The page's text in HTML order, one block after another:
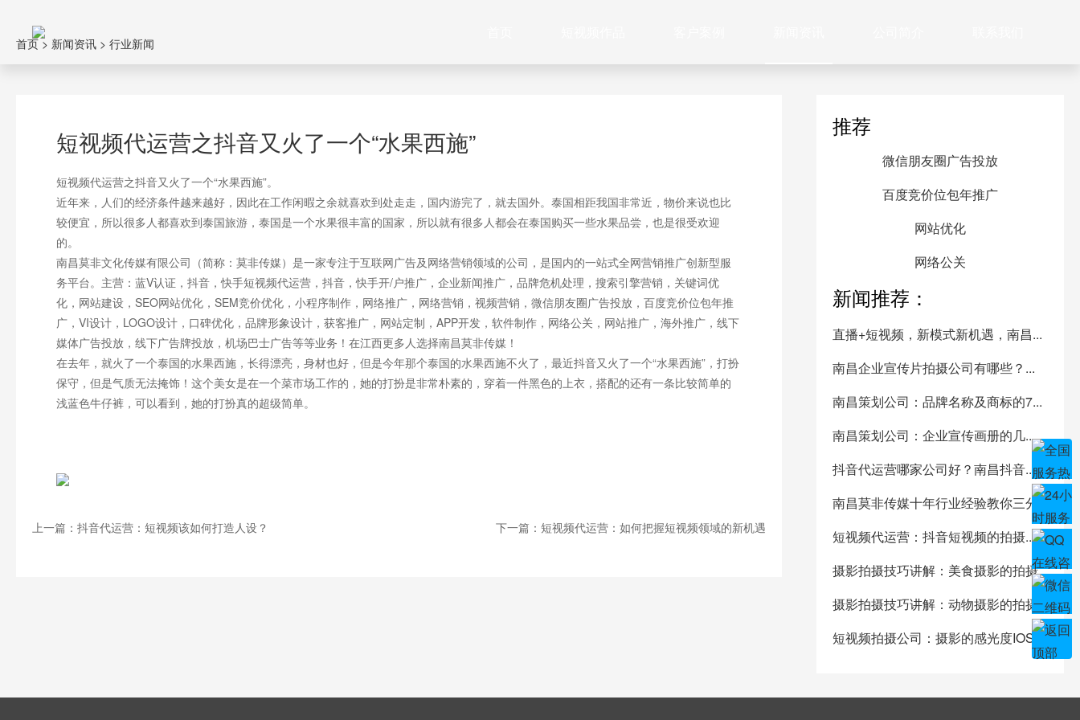
首页 > 新闻资讯 > 行业新闻
短视频代运营之抖音又火了一个“水果西施”
短视频代运营之抖音又火了一个“水果西施”。
近年来，人们的经济条件越来越好，因此在工作闲暇之余就喜欢到处走走，国内游完了，就去国外。泰国相距我国非常近，物价来说也比
较便宜，所以很多人都喜欢到泰国旅游，泰国是一个水果很丰富的国家，所以就有很多人都会在泰国购买一些水果品尝，也是很受欢迎
的。
南昌莫非文化传媒有限公司（简称：莫非传媒）是一家专注于互联网广告及网络营销领域的公司，是国内的一站式全网营销推广创新型服
务平台。主营：蓝V认证，抖音，快手短视频代运营，抖音，快手开/户推广，企业新闻推广，品牌危机处理，搜索引擎营销，关键词优
化，网站建设，SEO网站优化，SEM竞价优化，小程序制作，网络推广，网络营销，视频营销，微信朋友圈广告投放，百度竞价位包年推
广，VI设计，LOGO设计，口碑优化，品牌形象设计，获客推广，网站定制，APP开发，软件制作，网络公关，网站推广，海外推广，线下
媒体广告投放，线下广告牌投放，机场巴士广告等等业务！在江西更多人选择南昌莫非传媒！
在去年，就火了一个泰国的水果西施，长得漂亮，身材也好，但是今年那个泰国的水果西施不火了，最近抖音又火了一个“水果西施”，打扮
保守，但是气质无法掩饰！这个美女是在一个菜市场工作的，她的打扮是非常朴素的，穿着一件黑色的上衣，搭配的还有一条比较简单的
浅蓝色牛仔裤，可以看到，她的打扮真的超级简单。
上一篇：抖音代运营：短视频该如何打造人设？ 下一篇：短视频代运营：如何把握短视频领域的新机遇
推荐
微信朋友圈广告投放
百度竞价位包年推广
网站优化
网络公关
新闻推荐：
直播+短视频，新模式新机遇，南昌...
南昌企业宣传片拍摄公司有哪些？...
南昌策划公司：品牌名称及商标的7...
南昌策划公司：企业宣传画册的几...
抖音代运营哪家公司好？南昌抖音...
南昌莫非传媒十年行业经验教你三分...
短视频代运营：抖音短视频的拍摄...
摄影拍摄技巧讲解：美食摄影的拍摄...
摄影拍摄技巧讲解：动物摄影的拍摄...
短视频拍摄公司：摄影的感光度IOS...